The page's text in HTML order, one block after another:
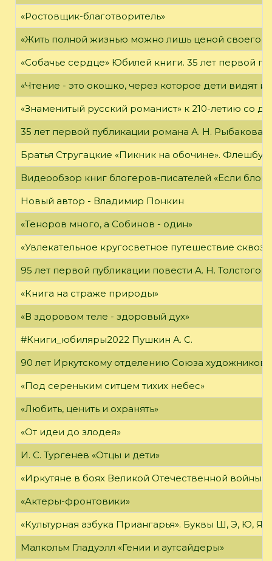
«Ростовщик-благотворитель»
«Жить полной жизнью можно лишь ценой своего
«Собачье сердце» Юбилей книги. 35 лет первой
«Чтение - это окошко, через которое дети видят
«Знаменитый русский романист» к 210-летию со
35 лет первой публикации романа А. Н. Рыбакова
Братья Стругацкие «Пикник на обочине».
Видеообзор книг блогеров-писателей «Если блог
Новый автор - Владимир Понкин
«Теноров много, а Собинов - один»
«Увлекательное кругосветное путешествие
95 лет первой публикации повести А. Н. Толстого
«Книга на страже природы»
«В здоровом теле - здоровый дух»
#Книги_юбиляры2022 Пушкин А. С.
90 лет Иркутскому отделению Союза художников
«Под сереньким ситцем тихих небес»
«Любить, ценить и охранять»
«От идеи до злодея»
И. С. Тургенев «Отцы и дети»
«Иркутяне в боях Великой Отечественной войны»
«Актеры-фронтовики»
«Культурная азбука Приангарья». Буквы Ш, Э, Ю, Я
Малкольм Гладуэлл «Гении и аутсайдеры»